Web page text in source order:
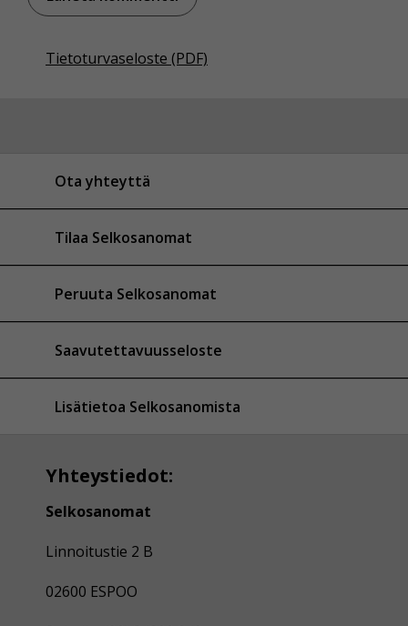
Tietoturvaseloste (PDF)
Ota yhteyttä
Tilaa Selkosanomat
Peruuta Selkosanomat
Saavutettavuusseloste
Lisätietoa Selkosanomista
Yhteystiedot:
Selkosanomat
Linnoitustie 2 B
02600 ESPOO